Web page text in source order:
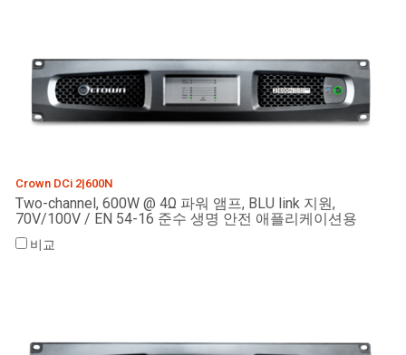
Crown DCi 2|600N
Two-channel, 600W @ 4Ω 파워 앰프, BLU link 지원,
70V/100V / EN 54-16 준수 생명 안전 애플리케이션용
비교